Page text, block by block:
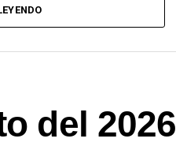
del 2026